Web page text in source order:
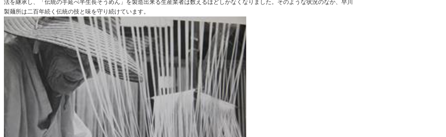
法を継承し、「伝統の手延べ半生長そうめん」を製造出来る生産業者は数えるほどしかなくなりました。そのような状況のなか、早川
製麺所は二百年続く伝統の技と味を守り続けています。